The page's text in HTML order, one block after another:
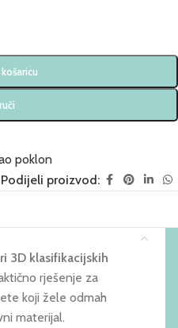
poklon
Podijeli proizvod:
3D klasifikacijskih
rješenje za
koji žele odmah
materijal.